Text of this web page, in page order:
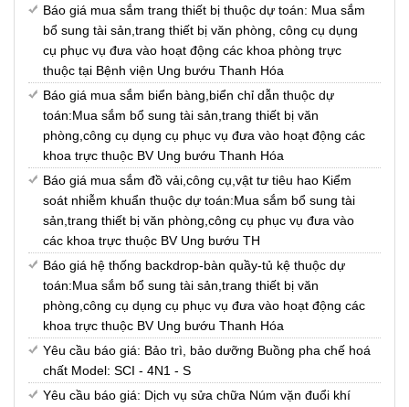
Báo giá mua sắm trang thiết bị thuộc dự toán: Mua sắm
bổ sung tài sản,trang thiết bị văn phòng, công cụ dụng
cụ phục vụ đưa vào hoạt động các khoa phòng trực
thuộc tại Bệnh viện Ung bướu Thanh Hóa
Báo giá mua sắm biển bàng,biển chỉ dẫn thuộc dự
toán:Mua sắm bổ sung tài sản,trang thiết bị văn
phòng,công cụ dụng cụ phục vụ đưa vào hoạt động các
khoa trực thuộc BV Ung bướu Thanh Hóa
Báo giá mua sắm đồ vải,công cụ,vật tư tiêu hao Kiểm
soát nhiễm khuẩn thuộc dự toán:Mua sắm bổ sung tài
sản,trang thiết bị văn phòng,công cụ phục vụ đưa vào
các khoa trực thuộc BV Ung bướu TH
Báo giá hệ thống backdrop-bàn quầy-tủ kệ thuộc dự
toán:Mua sắm bổ sung tài sản,trang thiết bị văn
phòng,công cụ dụng cụ phục vụ đưa vào hoạt động các
khoa trực thuộc BV Ung bướu Thanh Hóa
Yêu cầu báo giá: Bảo trì, bảo dưỡng Buồng pha chế hoá
chất Model: SCI - 4N1 - S
Yêu cầu báo giá: Dịch vụ sửa chữa Núm vặn đuổi khí